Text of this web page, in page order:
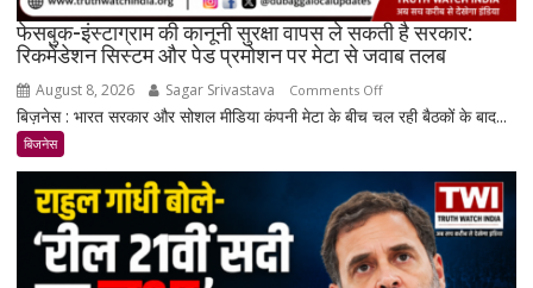
दाम
फेसबुक-इंस्टाग्राम की कानूनी सुरक्षा वापस ले सकती है सरकार:
रिकमेंडेशन सिस्टम और पेड प्रमोशन पर मेटा से जवाब तलब
August 8, 2026 Sagar Srivastava Comments Offon
फेसबुक-
की
कानूनी
सुरक्षा
वापस
ले
बिज़नेस : भारत सरकार और सोशल मीडिया कंपनी मेटा के बीच चल रही बैठकों के बाद...
बिजनेस